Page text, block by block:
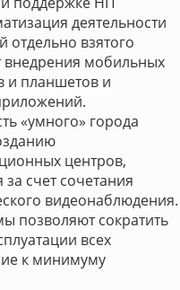
деятельности
отдельно взятого
внедрения мобильных
и планшетов и
«умного» города
центров,
счет сочетания
видеонаблюдения.
позволяют сократить
всех
к минимуму